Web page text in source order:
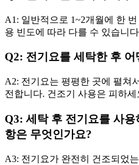
A1: 일반적으로 1~2개월에 한
용 빈도에 따라 다를 수 있습니
Q2: 전기요를 세탁한 후
A2: 전기요는 평평한 곳에 펼쳐
전합니다. 건조기 사용은 피하세
Q3: 세탁 후 전기요를 사
항은 무엇인가요?
A3: 전기요가 완전히 건조되었